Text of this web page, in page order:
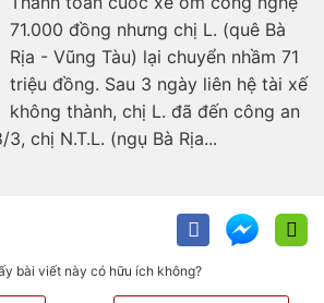
71.000 đồng nhưng chị L. (quê Bà
Rịa - Vũng Tàu) lại chuyển nhầm 71
triệu đồng. Sau 3 ngày liên hệ tài xế
không thành, chị L. đã đến công an
chị N.T.L. (ngụ Bà Rịa...
bài viết này có hữu ích không?